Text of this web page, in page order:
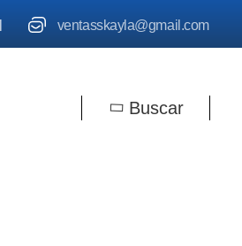
| ventasskayla@gmail.com
Buscar